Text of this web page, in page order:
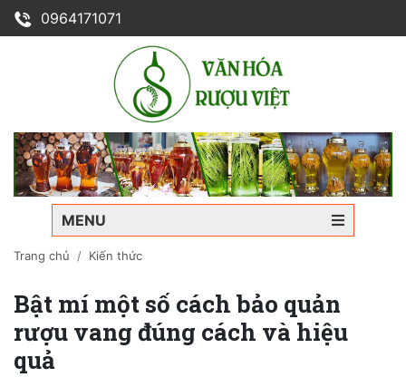
0964171071
MENU
Trang chủ Kiến thức
Bật mí một số cách bảo quản
rượu vang đúng cách và hiệu
quả